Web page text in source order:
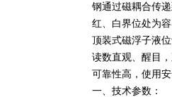
钢通过磁耦合传
红、白界位处为
顶装式磁浮子液
读数直观、醒目
可靠性高，使用
一、技术参数：